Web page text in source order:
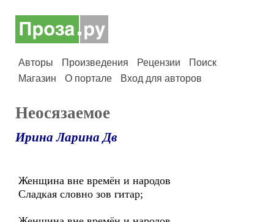
Авторы Произведения Рецензии
Поиск
Магазин
О портале Вход для авторов
Неосязаемое
Ирина Ларина Дв
Женщина вне времён и народов
Сладкая словно зов гитар;